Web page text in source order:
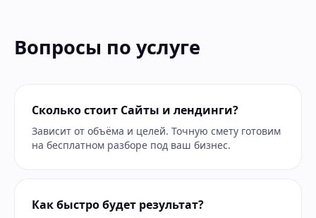
Вопросы по услуге
Сколько стоит Сайты и лендинги?
Зависит от объёма и целей. Точную смету готовим
на бесплатном разборе под ваш бизнес.
Как быстро будет результат?